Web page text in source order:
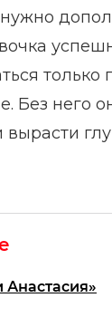
только
Без него
вырасти